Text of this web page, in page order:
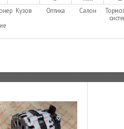
Кузов Оптика Салон